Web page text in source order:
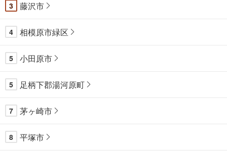
3 藤沢市
4 相模原市緑区
5 小田原市
5 足柄下郡湯河原町
7 茅ヶ崎市
8 平塚市